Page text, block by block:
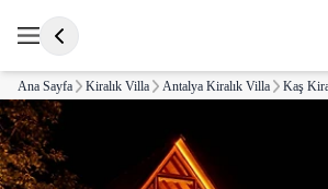
Ana Sayfa Kiralık Villa Antalya Kiralık Villa Kaş